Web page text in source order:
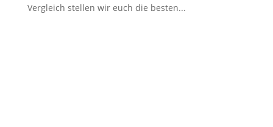
Vergleich stellen wir euch die besten...